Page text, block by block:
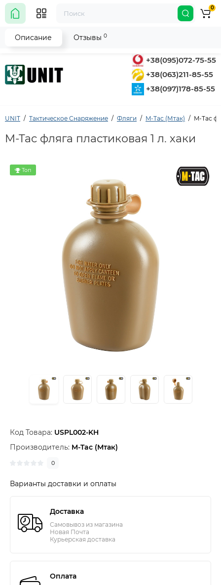
+38(095)072-75-55
+38(063)211-85-55
+38(097)178-85-55
0
UNIT Тактическое Снаряжение Фляги M-Tac (Мтак) M-Tac
M-Tac фляга пластиковая 1 л. хаки
Топ
Код Товара: USPL002-KH
Производитель: M-Tac (Мтак)
0
Варианты доставки и оплаты
Доставка
Самовывоз из магазина
Новая Почта
Курьерская доставка
Оплата
Описание Отзывы 0